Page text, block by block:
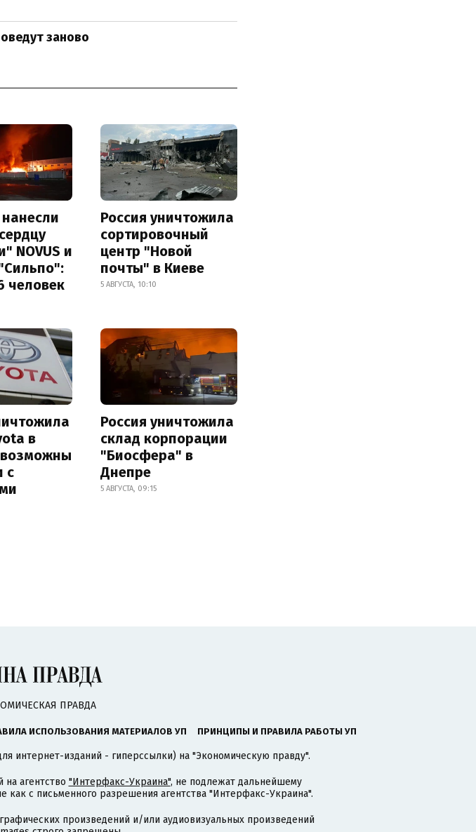
заново
NOVUS и
человек
Россия уничтожила
сортировочный
центр "Новой
почты" в Киеве
5 АВГУСТА, 10:10
в
с
Россия уничтожила
склад корпорации
"Биосфера" в
Днепре
5 АВГУСТА, 09:15
ПРАВДА
ИСПОЛЬЗОВАНИЯ МАТЕРИАЛОВ УП ПРИНЦИПЫ И ПРАВИЛА РАБОТЫ УП
интернет-изданий - гиперссылки) на "Экономическую правду".
агентство "Интерфакс-Украина", не подлежат дальнейшему
с письменного разрешения агентства "Интерфакс-Украина".
произведений и/или аудиовизуальных произведений